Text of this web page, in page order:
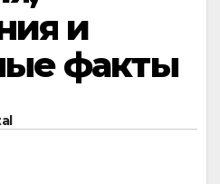
и
факты